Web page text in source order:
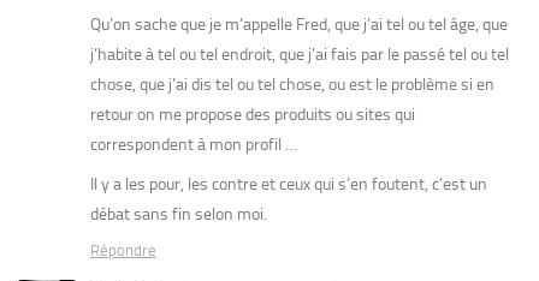
Qu’on sache que je m’appelle Fred, que j’ai tel ou tel âge, que
j’habite à tel ou tel endroit, que j’ai fais par le passé tel ou tel
chose, que j’ai dis tel ou tel chose, ou est le problème si en
retour on me propose des produits ou sites qui
correspondent à mon profil …
Il y a les pour, les contre et ceux qui s’en foutent, c’est un
débat sans fin selon moi.
Répondre